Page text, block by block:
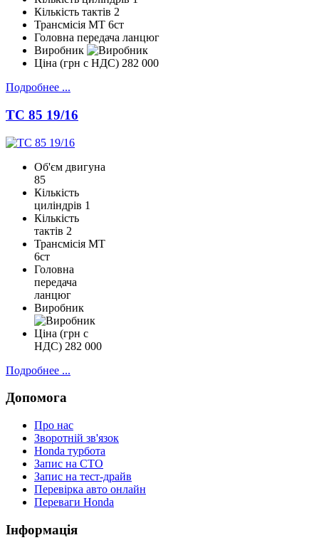
Кількість тактів 2
Трансмісія МТ 6ст
Головна передача ланцюг
Виробник
Ціна (грн с НДС) 282 000
Подробнее ...
TC 85 19/16
Об'єм двигуна
85
Кількість
циліндрів 1
Кількість
тактів 2
Трансмісія МТ
6ст
Головна
передача
ланцюг
Виробник
Ціна (грн с
НДС) 282 000
Подробнее ...
Допомога
Про нас
Зворотній зв'язок
Honda турбота
Запис на СТО
Запис на тест-драйв
Перевірка авто онлайн
Переваги Honda
Iнформація